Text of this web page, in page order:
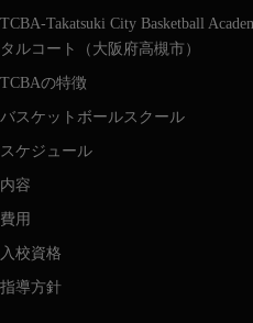
TCBA-Takatsuki City Basketball
タルコート（大阪府高槻市）
TCBAの特徴
バスケットボールスクール
スケジュール
内容
費用
入校資格
指導方針